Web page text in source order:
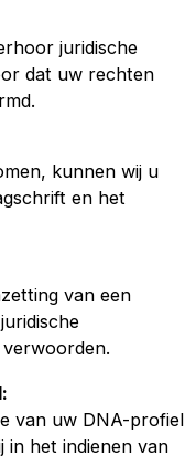
juridische
dat uw rechten
kunnen wij u
en het
van een
van uw DNA-profiel
in het indienen van